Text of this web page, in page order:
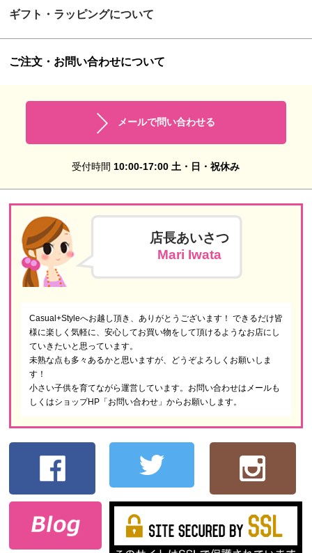
ギフト・ラッピングについて
ご注文・お問い合わせについて
メールで問い合わせる
受付時間 10:00-17:00 土・日・祝休み
店長あいさつ
Mari Iwata
Casual+Styleへお越し頂き、ありがとうございます！ できるだけ皆
様に楽しく気軽に、安心してお買い物をして頂けるようなお店にし
ていきたいと思っています。
未熟な点も多々あるかと思いますが、どうぞよろしくお願いしま
す！
小さい子供を育てながら運営しています。お問い合わせはメールも
しくはショップHP「お問い合わせ」からお願いします。